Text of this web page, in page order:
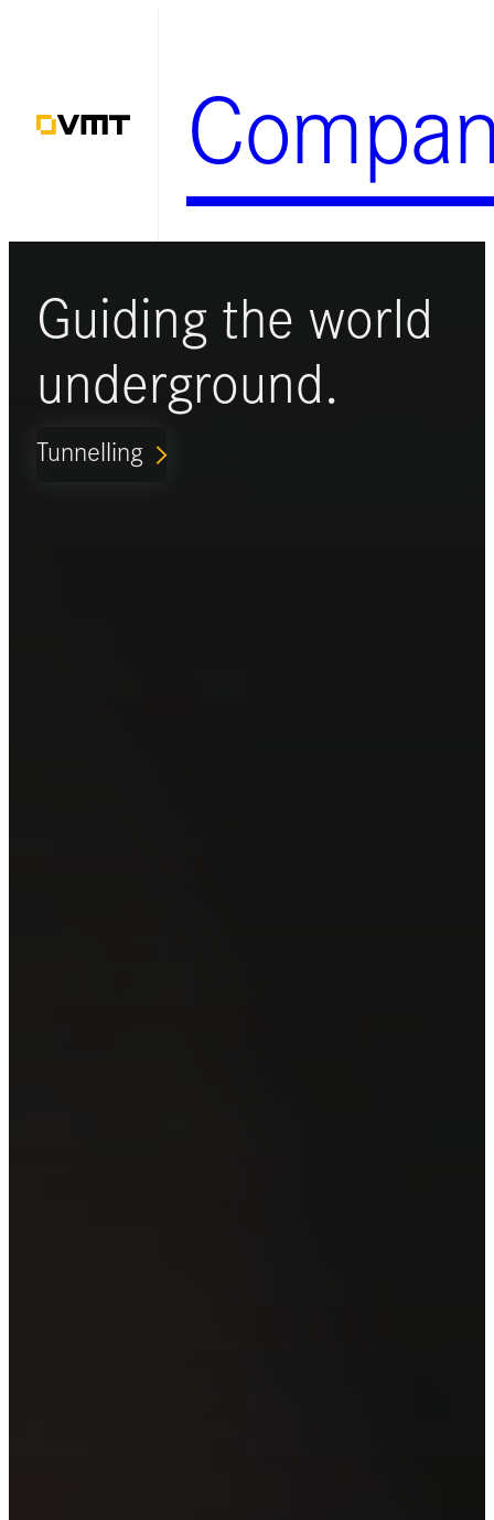
springen
Guiding the world
underground.
Tunnelling ARROW_FORWARD_IOS